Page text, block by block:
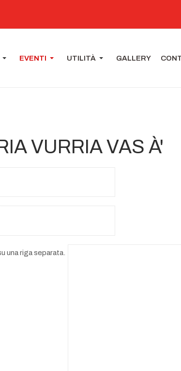
EVENTI UTILITÀ GALLERY
VURRIA VAS À'
una riga separata.